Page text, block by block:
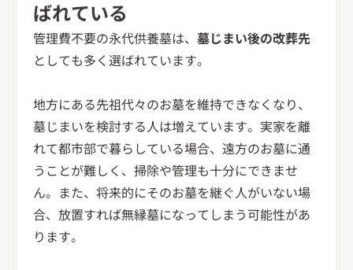
ばれている
管理費不要の永代供養墓は、墓じまい後の改葬先
としても多く選ばれています。
地方にある先祖代々のお墓を維持できなくなり、
墓じまいを検討する人は増えています。実家を離
れて都市部で暮らしている場合、遠方のお墓に通
うことが難しく、掃除や管理も十分にできませ
ん。また、将来的にそのお墓を継ぐ人がいない場
合、放置すれば無縁墓になってしまう可能性があ
ります。